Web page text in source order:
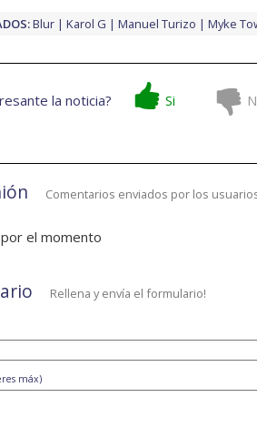
Blur Karol G Manuel Turizo Myke
la noticia? Si
Comentarios enviados por los
el momento
Rellena y envía el formulario!
máx)